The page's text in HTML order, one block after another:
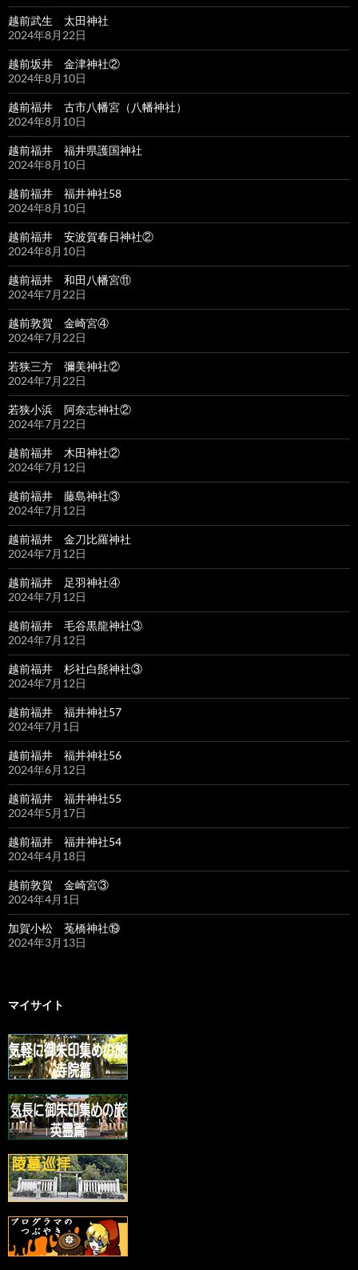
越前武生 太田神社
2024年8月22日
越前坂井 金津神社②
2024年8月10日
越前福井 古市八幡宮（八幡神社）
2024年8月10日
越前福井 福井県護国神社
2024年8月10日
越前福井 福井神社58
2024年8月10日
越前福井 安波賀春日神社②
2024年8月10日
越前福井 和田八幡宮⑪
2024年7月22日
越前敦賀 金崎宮④
2024年7月22日
若狭三方 彌美神社②
2024年7月22日
若狭小浜 阿奈志神社②
2024年7月22日
越前福井 木田神社②
2024年7月12日
越前福井 藤島神社③
2024年7月12日
越前福井 金刀比羅神社
2024年7月12日
越前福井 足羽神社④
2024年7月12日
越前福井 毛谷黒龍神社③
2024年7月12日
越前福井 杉社白髭神社③
2024年7月12日
越前福井 福井神社57
2024年7月1日
越前福井 福井神社56
2024年6月12日
越前福井 福井神社55
2024年5月17日
越前福井 福井神社54
2024年4月18日
越前敦賀 金崎宮③
2024年4月1日
加賀小松 菟橋神社⑲
2024年3月13日
マイサイト